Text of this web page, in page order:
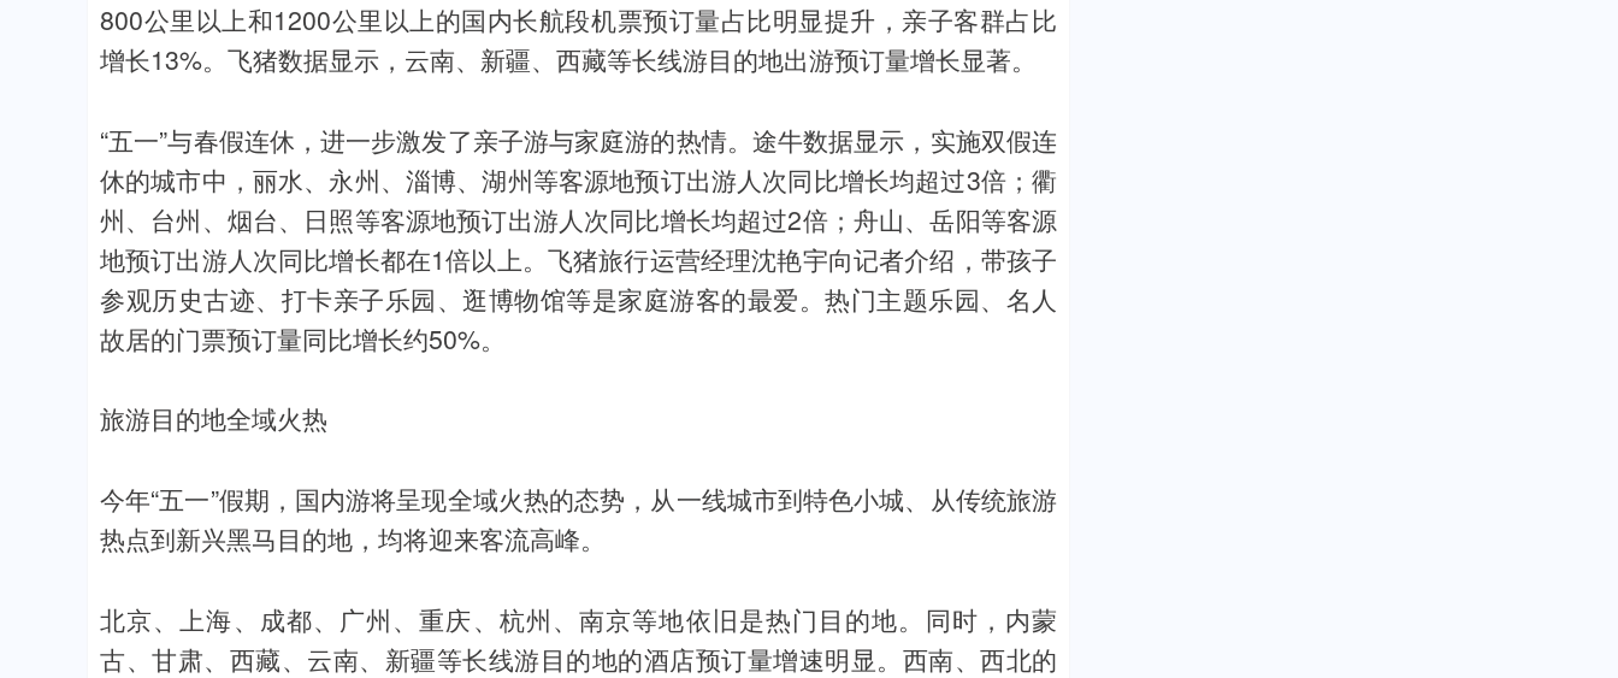
800公里以上和1200公里以上的国内长航段机票预订量占比明显提升，亲子客群占比
增长13%。飞猪数据显示，云南、新疆、西藏等长线游目的地出游预订量增长显著。
“五一”与春假连休，进一步激发了亲子游与家庭游的热情。途牛数据显示，实施双假连
休的城市中，丽水、永州、淄博、湖州等客源地预订出游人次同比增长均超过3倍；衢
州、台州、烟台、日照等客源地预订出游人次同比增长均超过2倍；舟山、岳阳等客源
地预订出游人次同比增长都在1倍以上。飞猪旅行运营经理沈艳宇向记者介绍，带孩子
参观历史古迹、打卡亲子乐园、逛博物馆等是家庭游客的最爱。热门主题乐园、名人
故居的门票预订量同比增长约50%。
旅游目的地全域火热
今年“五一”假期，国内游将呈现全域火热的态势，从一线城市到特色小城、从传统旅游
热点到新兴黑马目的地，均将迎来客流高峰。
北京、上海、成都、广州、重庆、杭州、南京等地依旧是热门目的地。同时，内蒙
古、甘肃、西藏、云南、新疆等长线游目的地的酒店预订量增速明显。西南、西北的